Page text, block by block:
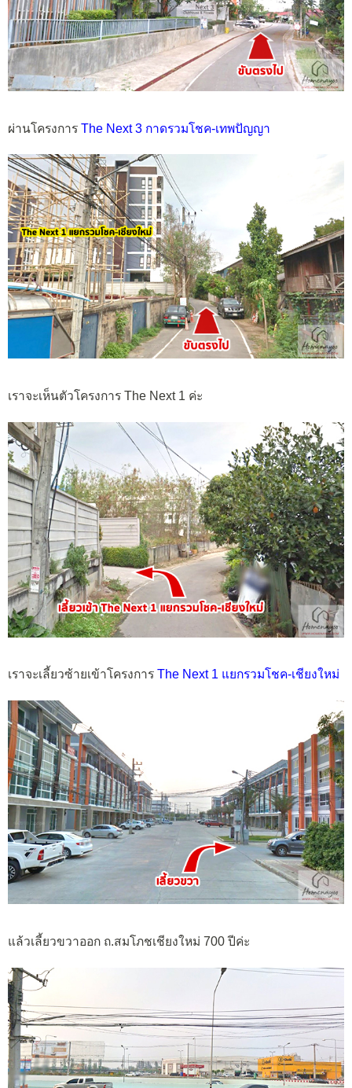
ผ่านโครงการ The Next 3 กาดรวมโชค-เทพปัญญา
เราจะเห็นตัวโครงการ The Next 1 ค่ะ
เราจะเลี้ยวซ้ายเข้าโครงการ The Next 1 แยกรวมโชค-เชียงใหม่
แล้วเลี้ยวขวาออก ถ.สมโภชเชียงใหม่ 700 ปีค่ะ